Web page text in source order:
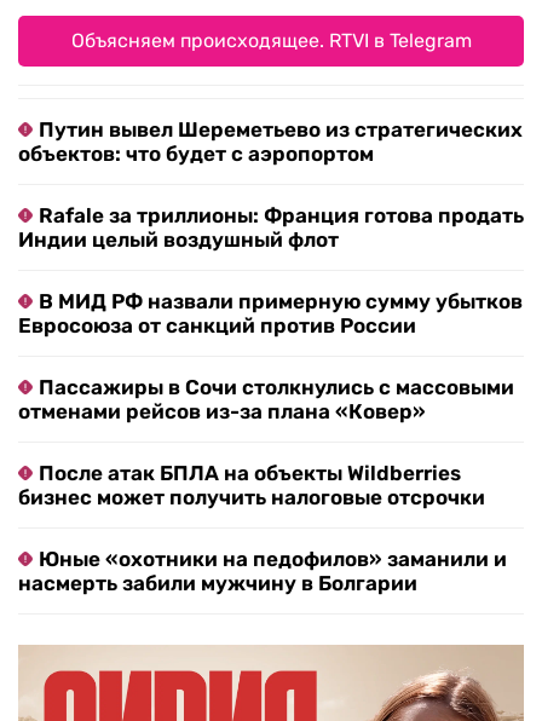
Объясняем происходящее. RTVI в Telegram
Путин вывел Шереметьево из стратегических
объектов: что будет с аэропортом
Rafale за триллионы: Франция готова продать
Индии целый воздушный флот
В МИД РФ назвали примерную сумму убытков
Евросоюза от санкций против России
Пассажиры в Сочи столкнулись с массовыми
отменами рейсов из-за плана «Ковер»
После атак БПЛА на объекты Wildberries
бизнес может получить налоговые отсрочки
Юные «охотники на педофилов» заманили и
насмерть забили мужчину в Болгарии